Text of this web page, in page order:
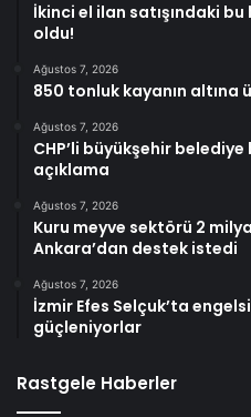
İkinci el ilan satışındaki
oldu!
Ağustos 7, 2026
850 tonluk kayanın altına
Ağustos 7, 2026
CHP’li büyükşehir
açıklama
Ağustos 7, 2026
Kuru meyve sektörü 2
Ankara’dan destek istedi
Ağustos 7, 2026
İzmir Efes Selçuk’ta
güçleniyorlar
Rastgele Haberler